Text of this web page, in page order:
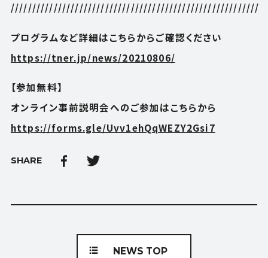
//////////////////////////////////////////////////////////
プログラムなど詳細はこちらからご確認ください
https://tner.jp/news/20210806/
【参加無料】
オンライン事前説明会へのご参加はこちらから
https://forms.gle/Uvv1ehQqWEZY2Gsi7
SHARE
NEWS TOP